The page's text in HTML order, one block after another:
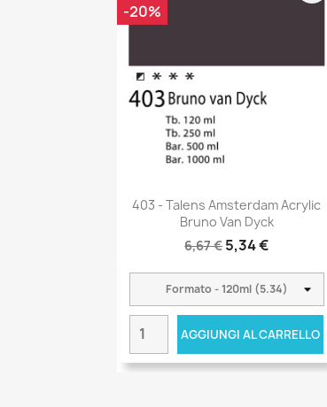
403 - Talens Amsterdam Acrylic
Bruno Van Dyck
6,67 €5,34 €
AGGIUNGI AL CARRELLO
-20%